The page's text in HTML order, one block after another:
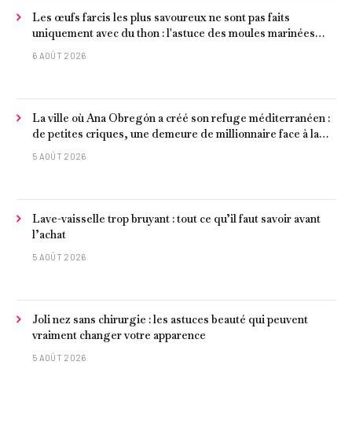
Les œufs farcis les plus savoureux ne sont pas faits
uniquement avec du thon : l'astuce des moules marinées
pour les rendre beaucoup plus juteux
6 AOÛT 2026
La ville où Ana Obregón a créé son refuge méditerranéen :
de petites criques, une demeure de millionnaire face à la
mer et les meilleurs fruits de mer
5 AOÛT 2026
Lave-vaisselle trop bruyant : tout ce qu’il faut savoir avant
l’achat
5 AOÛT 2026
Joli nez sans chirurgie : les astuces beauté qui peuvent
vraiment changer votre apparence
5 AOÛT 2026